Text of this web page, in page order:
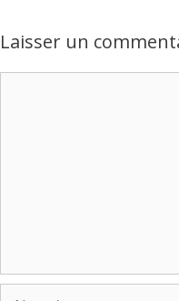
Laisser un